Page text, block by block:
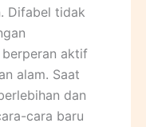
Difabel tidak
aktif
alam. Saat
dan
cara baru